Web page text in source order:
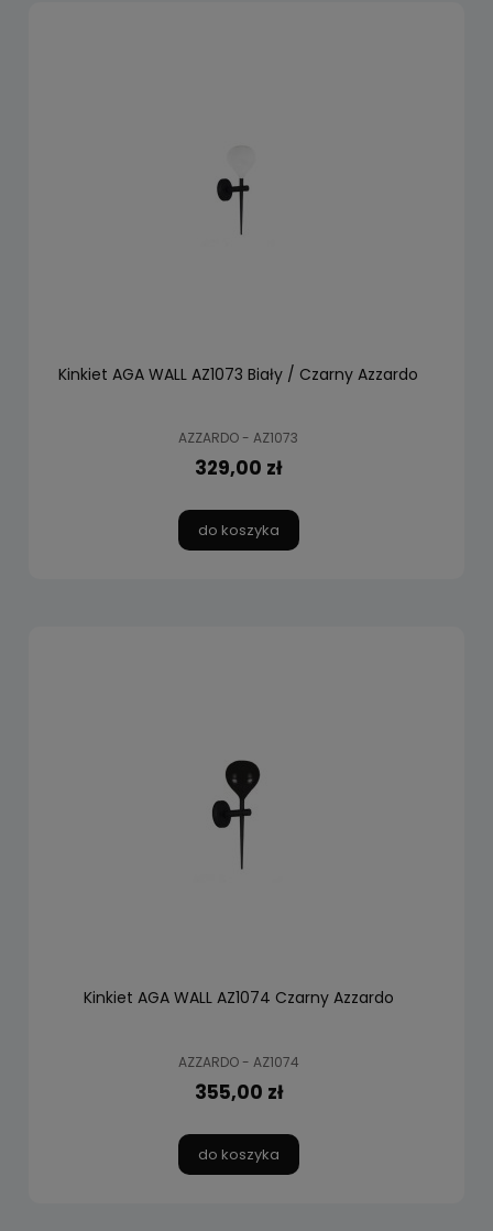
Kinkiet AGA WALL AZ1073 Biały / Czarny Azzardo
AZZARDO - AZ1073
329,00 zł
do koszyka
Kinkiet AGA WALL AZ1074 Czarny Azzardo
AZZARDO - AZ1074
355,00 zł
do koszyka